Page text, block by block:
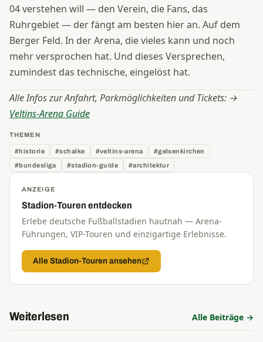
04 verstehen will — den Verein, die Fans, das
Ruhrgebiet — der fängt am besten hier an. Auf dem
Berger Feld. In der Arena, die vieles kann und noch
mehr versprochen hat. Und dieses Versprechen,
zumindest das technische, eingelöst hat.
Alle Infos zur Anfahrt, Parkmöglichkeiten und Tickets: →
Veltins-Arena Guide
THEMEN
#historie #schalke #veltins-arena
#gelsenkirchen
#bundesliga
#stadion-guide #architektur
ANZEIGE
Stadion-Touren entdecken
Erlebe deutsche Fußballstadien hautnah — Arena-
Führungen, VIP-Touren und einzigartige Erlebnisse.
Alle Stadion-Touren ansehen
Weiterlesen Alle Beiträge →